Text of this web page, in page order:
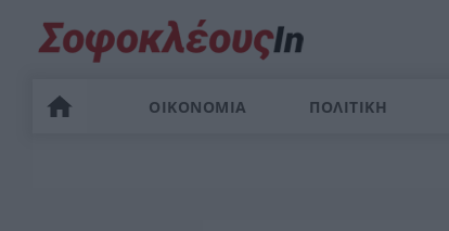
ΟΙΚΟΝΟΜΙΑ ΠΟΛΙΤΙΚΗ